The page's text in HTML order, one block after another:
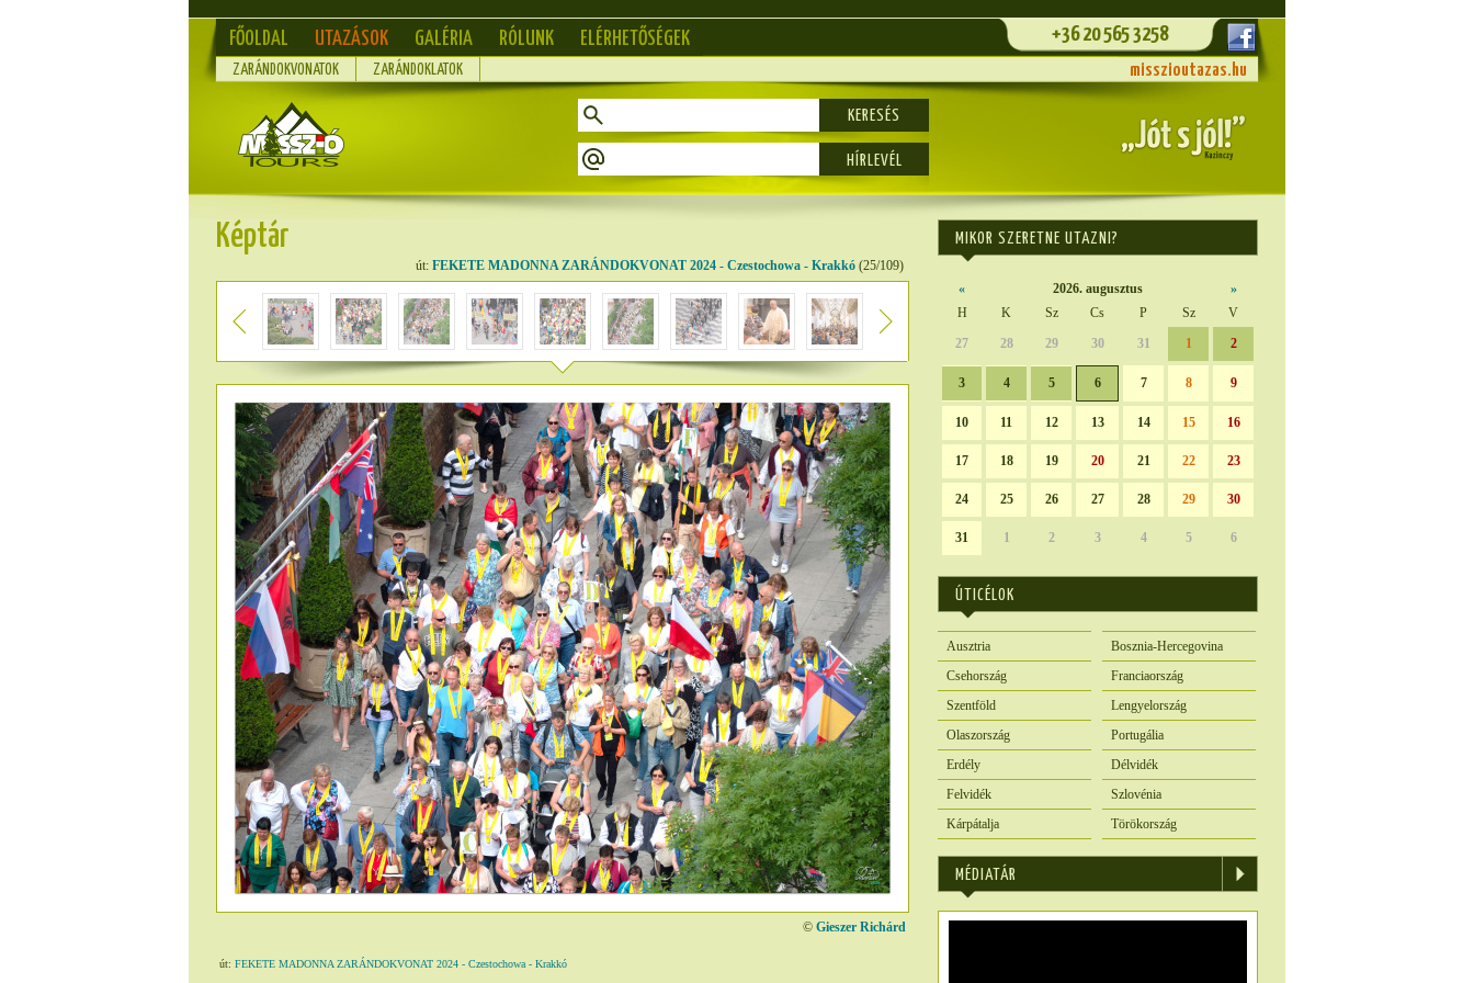
FŐOLDAL UTAZÁSOK GALÉRIA RÓLUNK ELÉRHETŐSÉGEK +36 20 565 3258
ZARÁNDOKVONATOK ZARÁNDOKLATOK misszioutazas.hu
KERESÉS
Képtár
út: FEKETE MADONNA ZARÁNDOKVONAT 2024 - Czestochowa - Krakkó (25/109)
© Gieszer Richárd
út: FEKETE MADONNA ZARÁNDOKVONAT 2024 - Czestochowa - Krakkó
MIKOR SZERETNE UTAZNI?
« 2026. augusztus
»
H
K Sz Cs P Sz
V
27
28 29 30 31 1 2
3 4 5 6 7 8 9
10 11 12 13 14 15 16
17 18 19 20 21 22 23
24 25 26 27 28 29 30
31 1 2 3 4 5 6
ÚTICÉLOK
Ausztria
Bosznia-Hercegovina
Csehország
Franciaország
Szentföld
Lengyelország
Olaszország
Portugália
Erdély
Délvidék
Felvidék
Szlovénia
Kárpátalja
Törökország
MÉDIATÁR